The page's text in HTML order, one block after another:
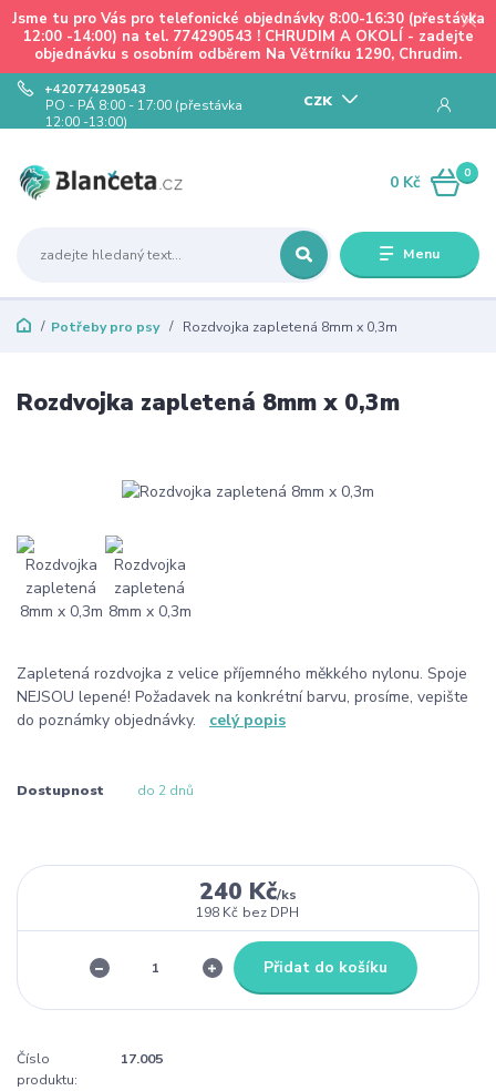
Jsme tu pro Vás pro telefonické objednávky 8:00-16:30 (přestávka
12:00 -14:00) na tel. 774290543 ! CHRUDIM A OKOLÍ - zadejte
objednávku s osobním odběrem Na Větrníku 1290, Chrudim.
Menu
CZK
+420774290543
PO - PÁ 8:00 - 17:00 (přestávka
12:00 -13:00)
0
0 Kč
Potřeby pro psy Rozdvojka zapletená 8mm x 0,3m
Rozdvojka zapletená 8mm x 0,3m
Zapletená rozdvojka z velice příjemného měkkého nylonu. Spoje
NEJSOU lepené! Požadavek na konkrétní barvu, prosíme, vepište
do poznámky objednávky. celý popis
Dostupnost do 2 dnů
240 Kč/ks
198 Kč bez DPH
Přidat do košíku
Číslo
produktu:
17.005